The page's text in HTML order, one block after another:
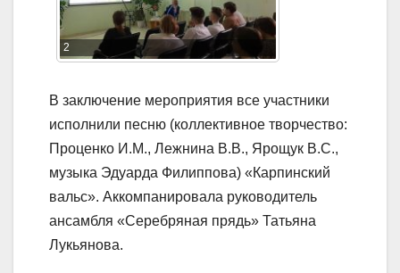
2
В заключение мероприятия все участники
исполнили песню (коллективное творчество:
Проценко И.М., Лежнина В.В., Ярощук В.С.,
музыка Эдуарда Филиппова) «Карпинский
вальс». Аккомпанировала руководитель
ансамбля «Серебряная прядь» Татьяна
Лукьянова.